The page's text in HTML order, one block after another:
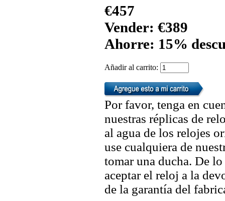
€457
Vender: €389
Ahorre: 15%
Añadir al carrito:
Por favor, tenga en
nuestras réplicas de
al agua de los relojes
use cualquiera de
tomar una ducha. De
aceptar el reloj a la
de la garantía del